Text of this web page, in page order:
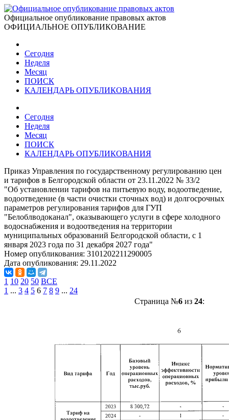
Официальное опубликование правовых актов
ОФИЦИАЛЬНОЕ ОПУБЛИКОВАНИЕ
Сегодня
Неделя
Месяц
ПОИСК
КАЛЕНДАРЬ ОПУБЛИКОВАНИЯ
Сегодня
Неделя
Месяц
ПОИСК
КАЛЕНДАРЬ ОПУБЛИКОВАНИЯ
Приказ Управления по государственному регулированию цен
и тарифов в Белгородской области от 23.11.2022 № 33/2
"Об установлении тарифов на питьевую воду, водоотведение,
водоотведение (в части очистки сточных вод) и долгосрочных
параметров регулирования тарифов для ГУП
"Белоблводоканал", оказывающего услуги в сфере холодного
водоснабжения и водоотведения на территории
муниципальных образований Белгородской области, с 1
января 2023 года по 31 декабря 2027 года"
Номер опубликования: 3101202211290005
Дата опубликования: 29.11.2022
1 10 20 50 ВСЕ
1 ... 3 4 5 6 7 8 9 ... 24
Страница №6из 24: